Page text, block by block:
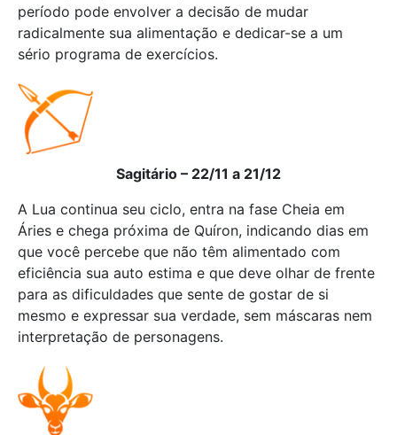
período pode envolver a decisão de mudar
radicalmente sua alimentação e dedicar-se a um
sério programa de exercícios.
Sagitário – 22/11 a 21/12
A Lua continua seu ciclo, entra na fase Cheia em
Áries e chega próxima de Quíron, indicando dias em
que você percebe que não têm alimentado com
eficiência sua auto estima e que deve olhar de frente
para as dificuldades que sente de gostar de si
mesmo e expressar sua verdade, sem máscaras nem
interpretação de personagens.